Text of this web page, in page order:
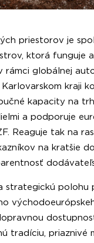
priestorov je
ktorá funguje
rámci globálnej
kraji
kapacity na
a podporuje
Reaguje tak na
na kratšie
strategickú polohu
tradíciu, priaznivé